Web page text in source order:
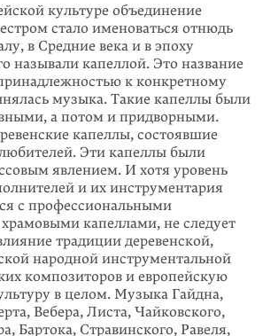
культуре объединение
стало именоваться отнюдь
в Средние века и в эпоху
называли капеллой. Это название
к конкретному
музыка. Такие капеллы были
а потом и придворными.
капеллы, состоявшие
Эти капеллы были
явлением. И хотя уровень
и их инструментария
с профессиональными
капеллами, не следует
традиции деревенской,
народной инструментальной
композиторов и европейскую
в целом. Музыка Гайдна,
Вебера, Листа, Чайковского,
Бартока, Стравинского, Равеля,